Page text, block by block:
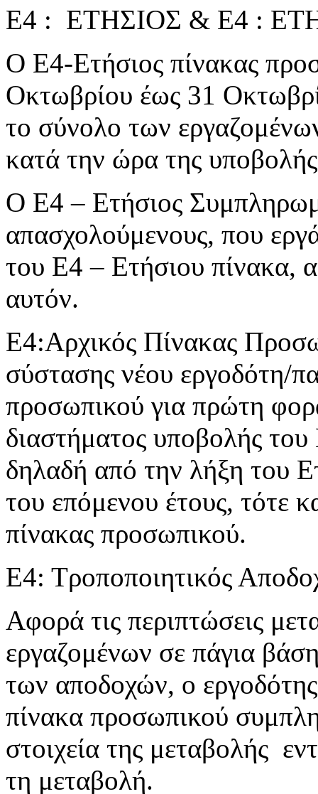
Ε4 : ΕΤΗΣΙΟΣ & Ε4 :
Ο Ε4-Ετήσιος πίνακας
Οκτωβρίου έως 31
το σύνολο των
κατά την ώρα της
Ο Ε4 – Ετήσιος
απασχολούμενους, που
του Ε4 – Ετήσιου πίνακα,
αυτόν.
Ε4:Αρχικός Πίνακας
σύστασης νέου εργοδότη/
προσωπικού για πρώτη
διαστήματος υποβολής
δηλαδή από την λήξη του
του επόμενου έτους, τότε
πίνακας προσωπικού.
Ε4: Τροποποιητικός
Αφορά τις περιπτώσεις
εργαζομένων σε πάγια
των αποδοχών, ο
πίνακα προσωπικού
στοιχεία της μεταβολής
τη μεταβολή.